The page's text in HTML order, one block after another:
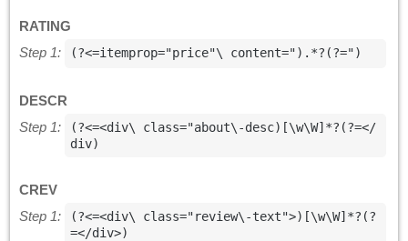
RATING
Step 1:
(?<=itemprop="price"\ content=").*?(?=")
DESCR
Step 1:
(?<=<div\ class="about\-desc)[\w\W]*?(?=</
div)
CREV
Step 1:
(?<=<div\ class="review\-text">)[\w\W]*?(?
=</div>)